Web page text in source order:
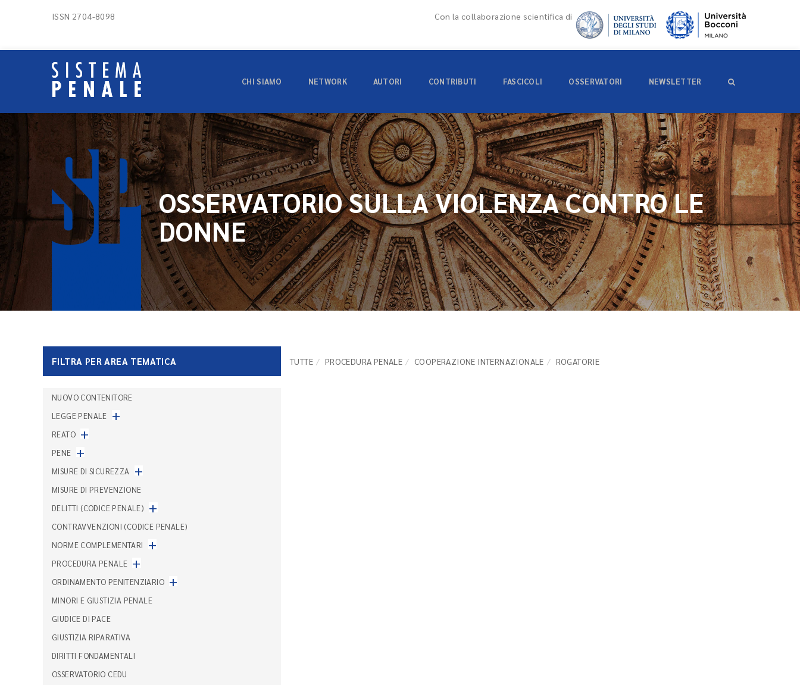
ISSN 2704-8098 Con la collaborazione scientifica di
CHI SIAMO NETWORK AUTORI CONTRIBUTI FASCICOLI OSSERVATORI NEWSLETTER
OSSERVATORIO SULLA VIOLENZA CONTRO LE
DONNE
FILTRA PER AREA TEMATICA TUTTE PROCEDURA PENALE COOPERAZIONE INTERNAZIONALE ROGATORIE
NUOVO CONTENITORE
LEGGE PENALE +
REATO +
PENE +
MISURE DI SICUREZZA +
MISURE DI PREVENZIONE
DELITTI (CODICE PENALE) +
CONTRAVVENZIONI (CODICE PENALE)
NORME COMPLEMENTARI
+
PROCEDURA PENALE +
ORDINAMENTO PENITENZIARIO +
MINORI E GIUSTIZIA PENALE
GIUDICE DI PACE
GIUSTIZIA RIPARATIVA
DIRITTI FONDAMENTALI
OSSERVATORIO CEDU